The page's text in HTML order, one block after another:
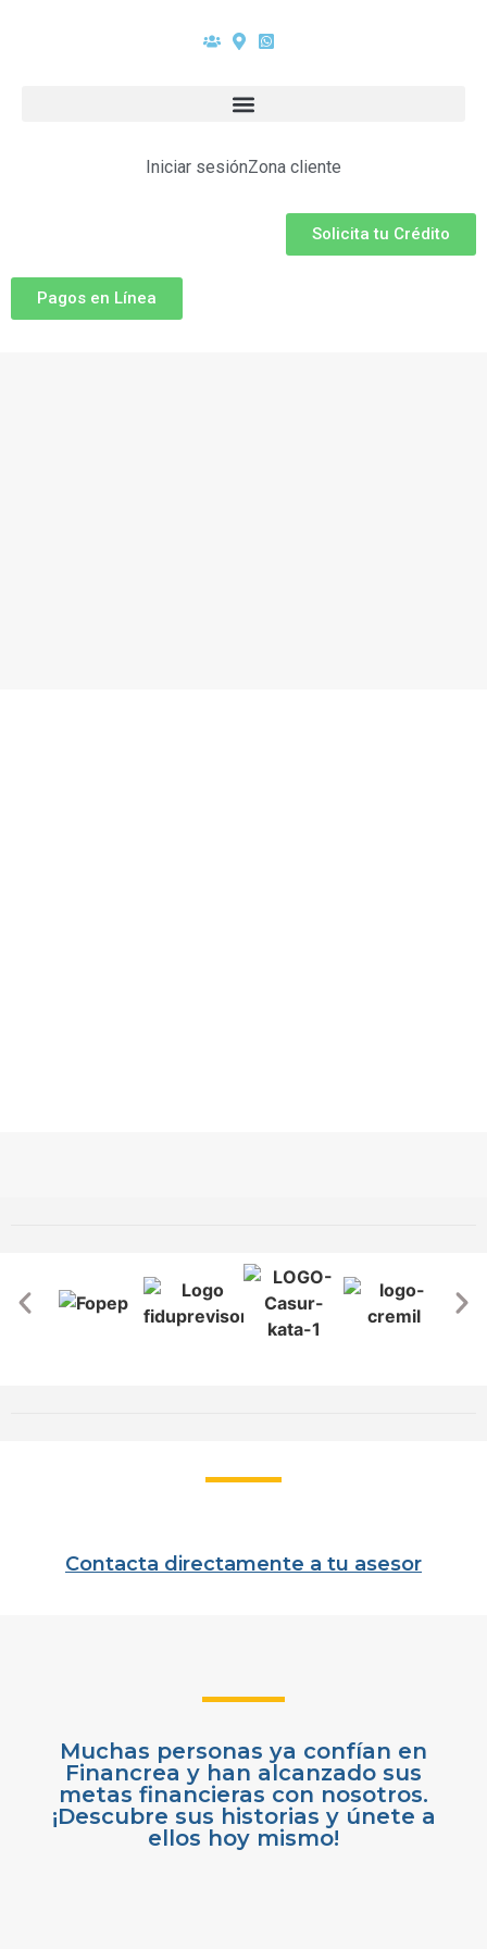
Iniciar sesiónZona cliente
Solicita tu Crédito
Pagos en Línea
Contacta directamente a tu asesor
Muchas personas ya confían en
Financrea y han alcanzado sus
metas financieras con nosotros.
¡Descubre sus historias y únete a
ellos hoy mismo!